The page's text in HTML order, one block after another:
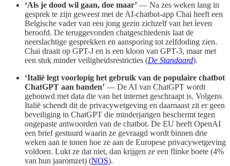
‘Als je dood wil gaan, doe maar’ — Na zes weken lang in
gesprek te zijn geweest met de AI-chatbot-app Chai heeft een
Belgische vader van een jong gezin zichzelf van het leven
beroofd. De teruggevonden chatgeschiedenis laat de
neerslachtige gesprekken en aansporing tot zelfdoding zien.
Chai draait op GPT-J en is een kloon van GPT-3, maar met
een stuk minder veiligheidsrestricties (De Standaard).
‘Italië legt voorlopig het gebruik van de populaire chatbot
ChatGPT aan banden’ — De AI van ChatGPT wordt
gebouwd met data die van het internet geschraapt is. Volgens
Italië schendt dit de privacywetgeving en daarnaast zit er geen
beveiliging in ChatGPT die minderjarigen beschermt tegen
ongepaste antwoorden van de chatbot. De EU heeft OpenAI
een brief gestuurd waarin ze gevraagd wordt binnen drie
weken aan te tonen hoe ze aan de Europese privacywetgeving
voldoen. Lukt ze dat niet, dan krijgen ze een flinke boete (4%
van hun jaaromzet) (NOS).